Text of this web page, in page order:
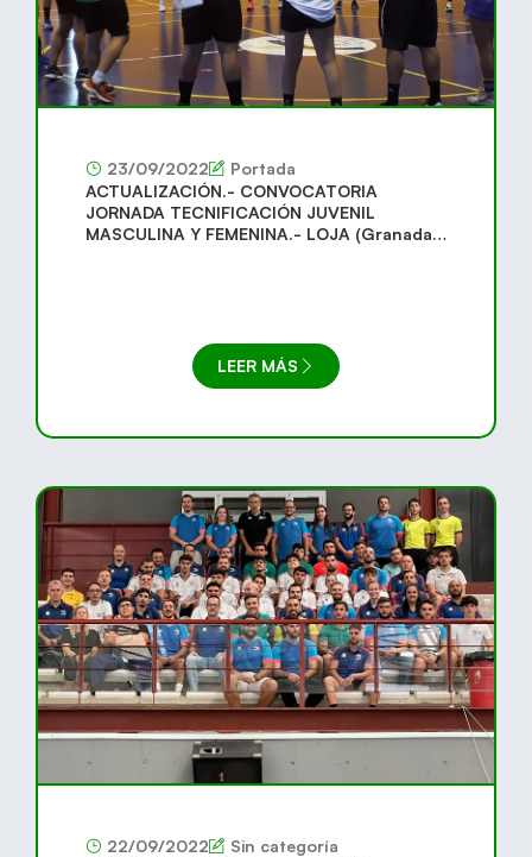
23/09/2022
Portada
ACTUALIZACIÓN.- CONVOCATORIA
JORNADA TECNIFICACIÓN JUVENIL
MASCULINA Y FEMENINA.- LOJA (Granada)
LEER MÁS
22/09/2022
Sin categoría